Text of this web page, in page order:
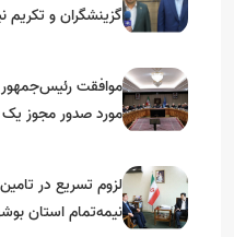
گزینشگران و تکریم
موافقت رئیس‌جمهور
مورد صدور مجوز
لزوم تسریع در
نیمه‌تمام استان